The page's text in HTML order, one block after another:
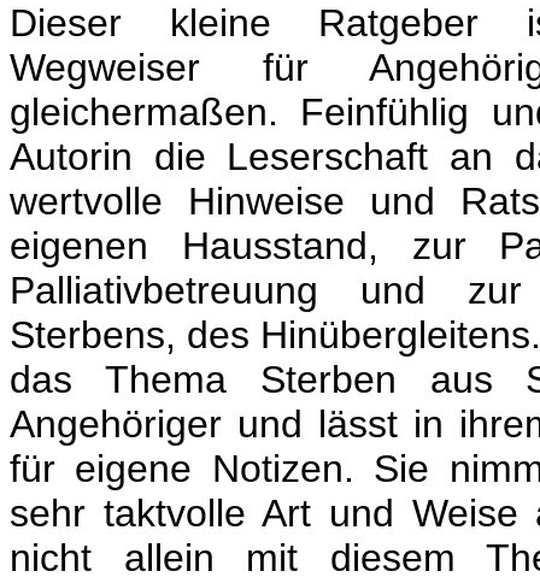
Dieser kleine Ratgeber
Wegweiser für
gleichermaßen. Feinfühlig
Autorin die Leserschaft an
wertvolle Hinweise und
eigenen Hausstand, zur
Palliativbetreuung und
Sterbens, des
das Thema Sterben aus
Angehöriger und lässt in
für eigene Notizen. Sie
sehr taktvolle Art und
nicht allein mit diesem